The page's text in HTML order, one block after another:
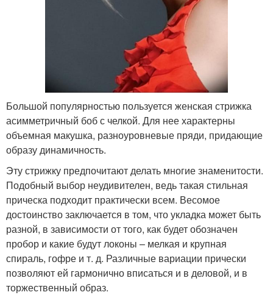
Большой популярностью пользуется женская стрижка
асимметричный боб с челкой. Для нее характерны
объемная макушка, разноуровневые пряди, придающие
образу динамичность.
Эту стрижку предпочитают делать многие знаменитости.
Подобный выбор неудивителен, ведь такая стильная
прическа подходит практически всем. Весомое
достоинство заключается в том, что укладка может быть
разной, в зависимости от того, как будет обозначен
пробор и какие будут локоны – мелкая и крупная
спираль, гофре и т. д. Различные вариации прически
позволяют ей гармонично вписаться и в деловой, и в
торжественный образ.